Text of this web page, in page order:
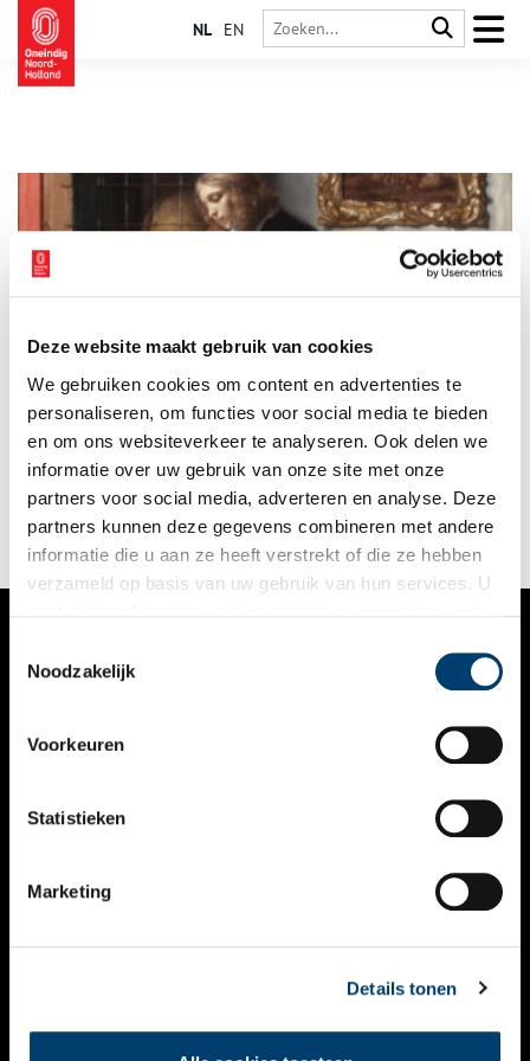
Deze website maakt gebruik van cookies
We gebruiken cookies om content en advertenties te
personaliseren, om functies voor social media te bieden
en om ons websiteverkeer te analyseren. Ook delen we
informatie over uw gebruik van onze site met onze
partners voor social media, adverteren en analyse. Deze
partners kunnen deze gegevens combineren met andere
informatie die u aan ze heeft verstrekt of die ze hebben
verzameld op basis van uw gebruik van hun services. U
Noodzakelijk
Voorkeuren
Statistieken
Marketing
Details tonen
NL EN
Wat geeft een beter beeld van de zeventiende en achttiende
eeuw dan persoonlijke brieven? De verhalen van gewone
Hollanders die de geschiedenisboeken niet hebben gehaald.
Hun brieven werden door de Engelsen in beslag genomen op
gekaapte Nederlandse schepen. Ze hebben hun bestemming
nooit bereikt, maar worden nog steeds bewaard in het archief
van de High Court of Admiralty in Londen. In het boek ‘Zeepost’
krijgen sommigen van hun een stem.
VERHALEN
KALENDER
THEMA’S
VIDEO’S
CONTACT